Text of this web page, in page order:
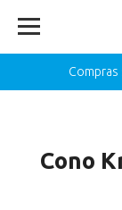
Compras
Cono